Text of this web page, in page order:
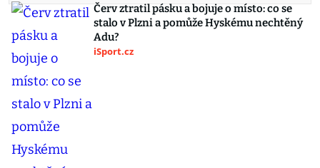
Červ ztratil pásku a bojuje o místo: co se
stalo v Plzni a pomůže Hyskému nechtěný
Adu?
iSport.cz